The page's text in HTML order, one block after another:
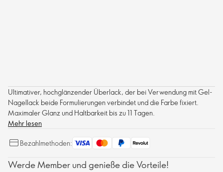
Ultimativer, hochglänzender Überlack, der bei Verwendung mit Gel-
Nagellack beide Formulierungen verbindet und die Farbe fixiert.
Maximaler Glanz und Haltbarkeit bis zu 11 Tagen.
Mehr lesen
Bezahlmethoden:
Werde Member und genieße die Vorteile!